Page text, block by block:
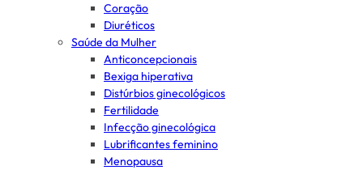
Coração
Diuréticos
Saúde da Mulher
Anticoncepcionais
Bexiga hiperativa
Distúrbios ginecológicos
Fertilidade
Infecção ginecológica
Lubrificantes feminino
Menopausa